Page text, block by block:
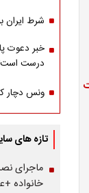
شرط ایران
خبر دعوت
درست
ونس دچار
تازه های
ماجرای
خانواده